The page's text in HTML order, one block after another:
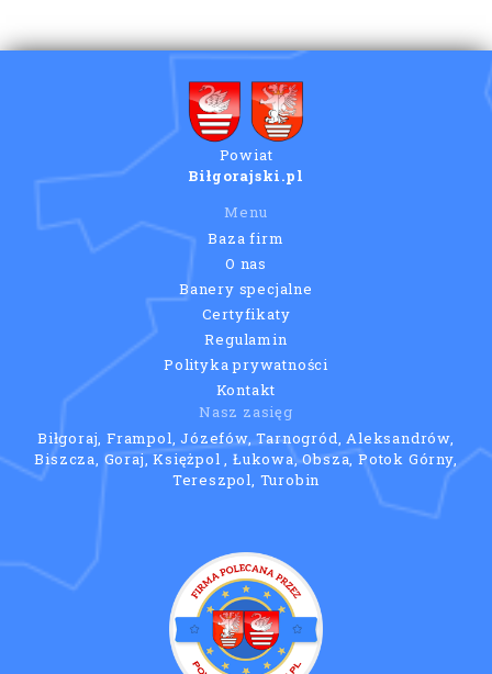
Powiat
Biłgorajski.pl
Menu
Baza firm
O nas
Banery specjalne
Certyfikaty
Regulamin
Polityka prywatności
Kontakt
Nasz zasięg
Biłgoraj, Frampol, Józefów, Tarnogród, Aleksandrów,
Biszcza, Goraj, Księżpol , Łukowa, Obsza, Potok Górny,
Tereszpol, Turobin